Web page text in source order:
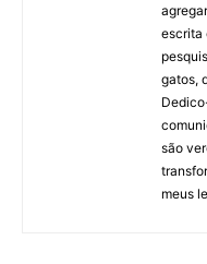
escrita
gatos,
são
meus